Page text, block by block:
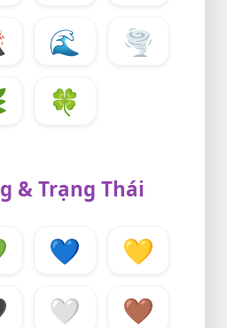
🌊
🌪️
🍀
& Trạng Thái
💙
💛
🤍
🤎